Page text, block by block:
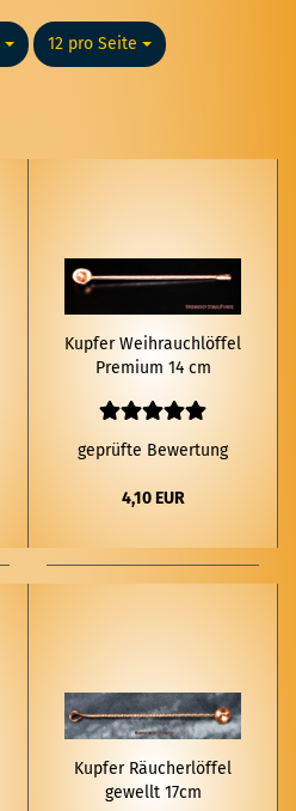
12 pro Seite
pro Seite
Kup­fer Weih­rauch­löf­fel
Pre­mi­um 14 cm
geprüfte Bewertung
4,10 EUR
Kup­fer Räu­cher­löf­fel
ge­wellt 17cm